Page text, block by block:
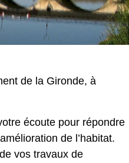
de la Gironde, à
écoute pour répondre
de l’habitat.
vos travaux de